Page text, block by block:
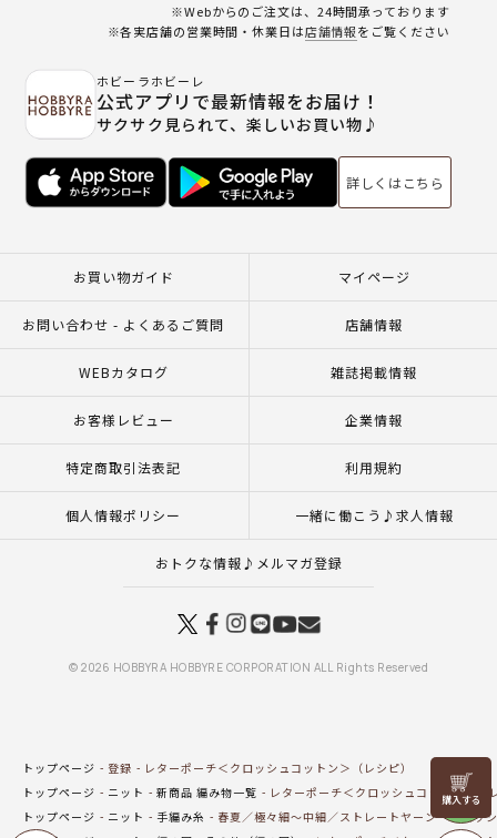
リリヤン
フェア
※Webからのご注文は、24時間承っております
※各実店舗の営業時間・休業日は店舗情報をご覧ください
ホビーラホビーレ
公式アプリで最新情報をお届け！
サクサク見られて、楽しいお買い物♪
詳しくはこちら
お買い物ガイド マイページ
お問い合わせ - よくあるご質問 店舗情報
WEBカタログ 雑誌掲載情報
お客様レビュー 企業情報
特定商取引法表記 利用規約
個人情報ポリシー 一緒に働こう♪求人情報
おトクな情報♪メルマガ登録
© 2026 HOBBYRA HOBBYRE CORPORATION ALL Rights Reserved
トップページ 登録
レターポーチ＜クロッシュコットン＞（レシピ）
トップページ
ニット 新商品 編み物一覧
レターポーチ＜クロッシュコットン＞（
トップページ
ニット 手編み糸 春夏／極々細～中細／ストレートヤーン クロッ